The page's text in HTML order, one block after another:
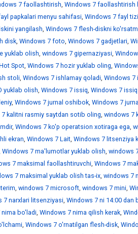
7 faollashtirish, Windows 7 faollashtirish
papkalari menyu sahifasi, Windows 7 fayl
yangilash, Windows 7 flesh-diskni
disk, Windows 7 foto, Windows 7 gadjetlari,
yuklab olish, windows 7 gipernaziyasi,
Spot, Windows 7 hozir yuklab oling,
stoli, Windows 7 ishlamay qoladi, Windows 7
yuklab olish, Windows 7 issiq, Windows 7
, Windows 7 jurnal oshibok, Windows 7
7 kalitni rasmiy saytdan sotib oling, windows 7
, Windows 7 ko'p operatsion xotiraga ega,
ekran, Windows 7 Lait, Windows 7 litsenziya
Windows 7 ma'lumotlar yuklab olish, windows
7 maksimal faollashtiruvchi, Windows 7
7 maksimal yuklab olish tas-ix, windows 7
, windows 7 microsoft, windows 7 mini,
7 narxlari litsenziyasi, Windows 7 ni 14:00 dan
bo'ladi, Windows 7 nima qilish kerak,
, Windows 7 o'rnatilgan flesh-disk,